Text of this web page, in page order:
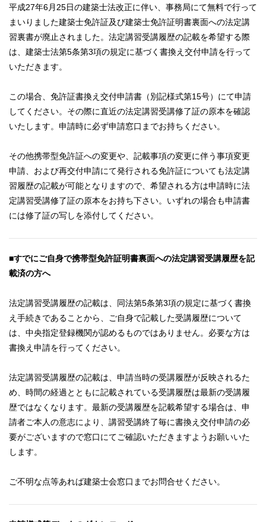
平成27年6月25日の建築士法改正に伴い、事務局にて無料で行って
まいりました建築士免許証及び建築士免許証明書裏面への法定講
習裏書が廃止されました。法定講習受講履歴の記載を希望する際
は、建築士法第5条第3項の規定に基づく書換え交付申請を行って
いただきます。
この場合、免許証書換え交付申請書（別記様式第15号）にて申請
してください。その際に直近の法定講習受講修了証の原本を確認
いたします。申請時に必ず申請窓口までお持ちください。
その他携帯型免許証への変更や、記載事項の変更に伴う事項変更
申請、および再交付申請にて発行される免許証についても法定講
習履歴の記載が可能となりますので、希望される方は申請時に法
定講習受講修了証の原本をお持ち下さい。いずれの場合も申請書
には修了証の写しを添付してください。
■すでにご自身で携帯型免許証明書裏面への法定講習受講履歴を記
載済の方へ
法定講習受講履歴の記載は、同法第5条第3項の規定に基づく書換
え手続きであることから、ご自身で記載した受講履歴について
は、中央指定登録機関が認めるものではありません。必要な方は
書換え申請を行ってください。
法定講習受講履歴の記載は、申請当時の受講履歴が反映されるた
め、時間の経過とともに記載されている受講履歴は最新の受講履
歴ではなくなります。最新の受講履歴を記載希望する場合は、申
請者ご本人の意志により、講習受講終了毎に書換え交付申請の必
要がございますので窓口にてご確認いただきますようお願いいた
します。
ご不明な点等あれば建築士会窓口までお問合せください。